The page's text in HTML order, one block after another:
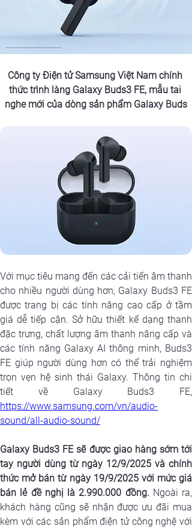
Công ty Điện tử Samsung Việt Nam chính
thức trình làng Galaxy Buds3 FE, mẫu tai
nghe mới của dòng sản phẩm Galaxy Buds
Với mục tiêu mang đến các cải tiến âm thanh
cho nhiều người dùng hơn, Galaxy Buds3 FE
được trang bị các tính năng cao cấp ở tầm
giá dễ tiếp cận. Sở hữu thiết kế dạng thanh
đặc trưng, chất lượng âm thanh nâng cấp và
các tính năng Galaxy AI thông minh, Buds3
FE giúp người dùng hơn có thể trải nghiệm
trọn vẹn hệ sinh thái Galaxy. Thông tin chi
https://www.samsung.com/vn/audio-
sound/all-audio-sound/
Galaxy Buds3 FE sẽ được giao hàng sớm tới
tay người dùng từ ngày 12/9/2025 và chính
thức mở bán từ ngày 19/9/2025 với mức giá
bán lẻ đề nghị là 2.990.000 đồng. Ngoài ra,
khách hàng cũng sẽ nhận được ưu đãi mua
kèm với các sản phẩm điện tử công nghệ với